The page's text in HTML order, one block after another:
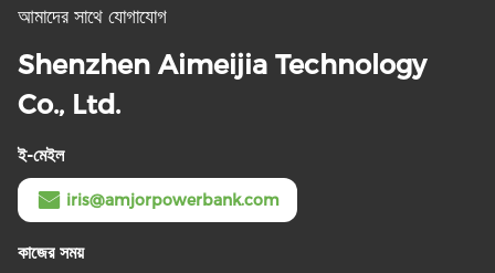
আমাদের সাথে যোগাযোগ
Shenzhen Aimeijia Technology
Co., Ltd.
ই-মেইল
iris@amjorpowerbank.com
কাজের সময়